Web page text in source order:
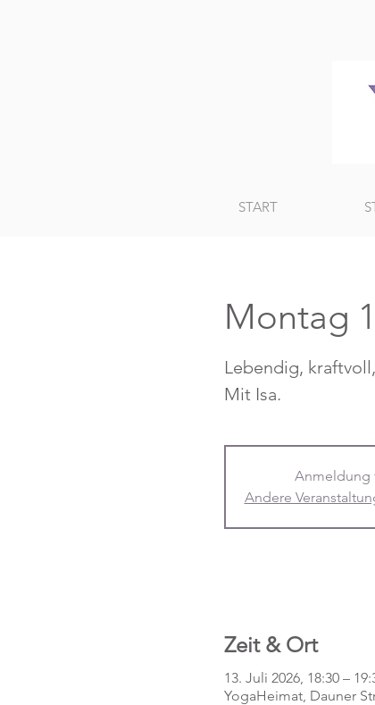
START
Montag
Lebendig,
Mit Isa.
Anmeldung
Andere
Zeit & Ort
13. Juli 2026, 18:30 –
YogaHeimat, Dauner